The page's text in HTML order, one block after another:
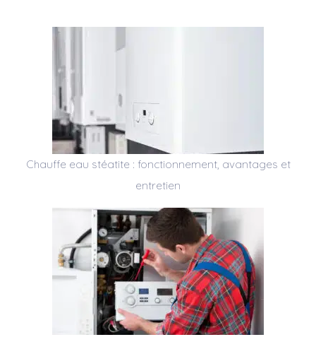
Chauffe eau stéatite : fonctionnement, avantages et
entretien